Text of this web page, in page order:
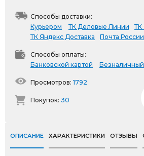
Способы доставки:
Курьером
ТК Деловые Линии
ТК Яндекс Доставка
Почта России
Способы оплаты:
Банковской картой
Просмотров: 1792
Покупок: 30
ОПИСАНИЕ ХАРАКТЕРИСТИКИ ОТЗЫВЫ